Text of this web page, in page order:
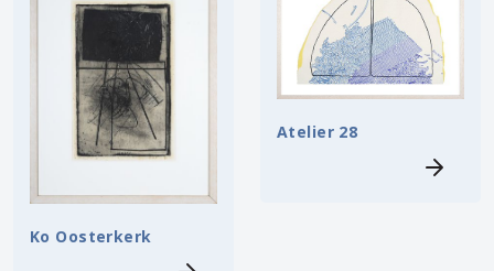
Ko Oosterkerk
Atelier 28